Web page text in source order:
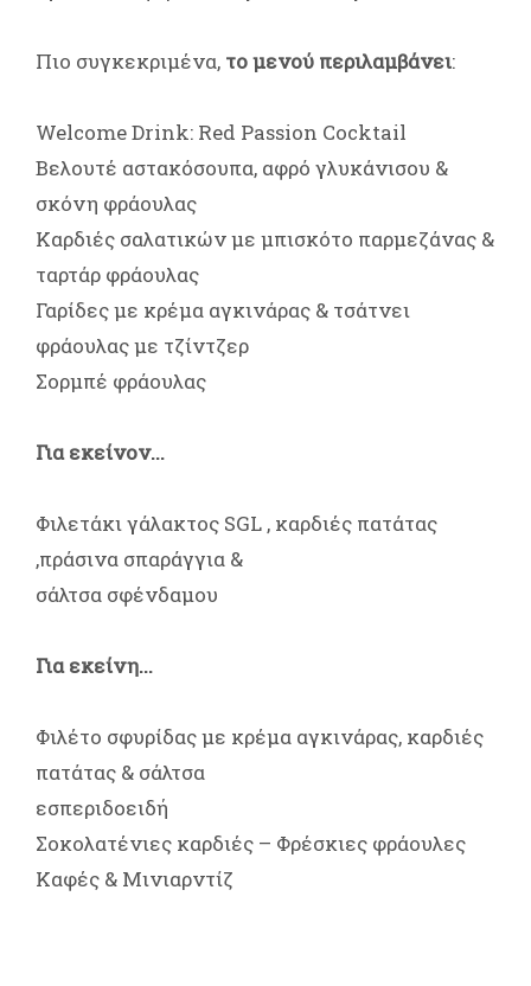
Πιο συγκεκριμένα, το μενού περιλαμβάνει:
Welcome Drink: Red Passion Cocktail
Βελουτέ αστακόσουπα, αφρό γλυκάνισου &
σκόνη φράουλας
Καρδιές σαλατικών με μπισκότο παρμεζάνας &
ταρτάρ φράουλας
Γαρίδες με κρέμα αγκινάρας & τσάτνει
φράουλας με τζίντζερ
Σορμπέ φράουλας
Για εκείνον...
Φιλετάκι γάλακτος SGL , καρδιές πατάτας
,πράσινα σπαράγγια &
σάλτσα σφένδαμου
Για εκείνη...
Φιλέτο σφυρίδας με κρέμα αγκινάρας, καρδιές
πατάτας & σάλτσα
εσπεριδοειδή
Σοκολατένιες καρδιές – Φρέσκιες φράουλες
Καφές & Μινιαρντίζ